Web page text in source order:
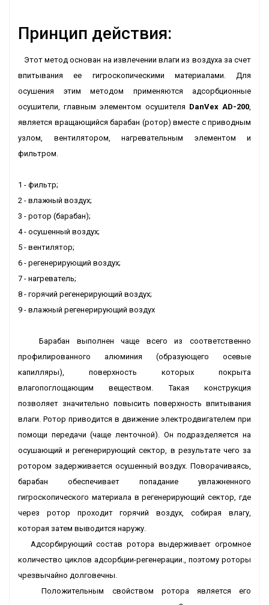
Принцип действия:
Этот метод основан на извлечении влаги из воздуха за счет
впитывания ее гигроскопическими материалами. Для
осушения этим методом применяются адсорбционные
осушители, главным элементом осушителя DanVex AD-200,
является вращающийся барабан (ротор) вместе с приводным
узлом, вентилятором, нагревательным элементом и
фильтром.
1 - фильтр;
2 - влажный воздух;
3 - ротор (барабан);
4 - осушенный воздух;
5 - вентилятор;
6 - регенерирующий воздух;
7 - нагреватель;
8 - горячий регенерирующий воздух;
9 - влажный регенерирующий воздух
Барабан выполнен чаще всего из соответственно
профилированного алюминия (образующего осевые
капилляры), поверхность которых покрыта
влагопоглощающим веществом. Такая конструкция
позволяет значительно повысить поверхность впитывания
влаги. Ротор приводится в движение электродвигателем при
помощи передачи (чаще ленточной). Он подразделяется на
осушающий и регенерирующий сектор, в результате чего за
ротором задерживается осушенный воздух. Поворачиваясь,
барабан обеспечивает попадание увлажненного
гигроскопического материала в регенерирующий сектор, где
через ротор проходит горячий воздух, собирая влагу,
которая затем выводится наружу.
Адсорбирующий состав ротора выдерживает огромное
количество циклов адсорбции-регенерации., поэтому роторы
чрезвычайно долговечны.
Положительным свойством ротора является его